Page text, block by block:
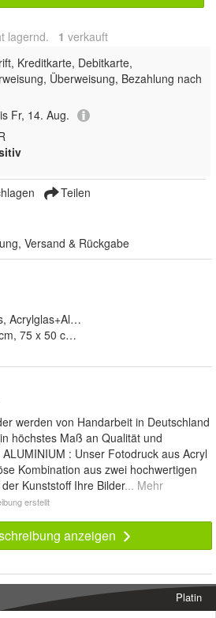
lagernd. 1 verkauft
Kreditkarte, Debitkarte,
Überweisung, Bezahlung nach
Fr, 14. Aug.
Teilen
Versand & Rückgabe
Acrylglas+Aluminium, Leinwand 2cm
werden von Handarbeit in Deutschland
höchstes Maß an Qualität und
: Unser Fotodruck aus Acryl
Kombination aus zwei hochwertigen
Kunststoff Ihre Bilder... Mehr
erstellt
anzeigen
Platin